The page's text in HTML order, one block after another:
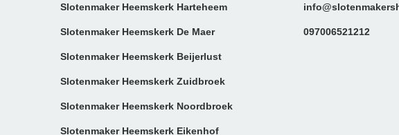
Slotenmaker Heemskerk Harteheem
Slotenmaker Heemskerk De Maer
Slotenmaker Heemskerk Beijerlust
Slotenmaker Heemskerk Zuidbroek
Slotenmaker Heemskerk Noordbroek
Slotenmaker Heemskerk Eikenhof
097006521212